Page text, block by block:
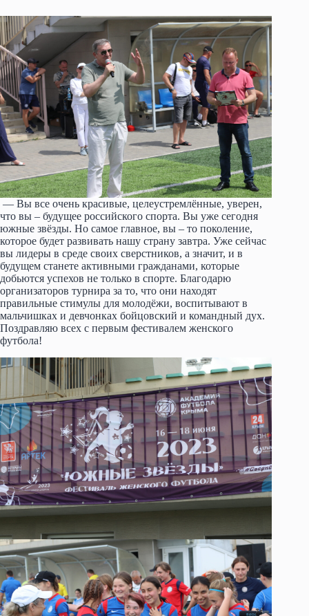
— Вы все очень красивые, целеустремлённые, уверен,
что вы – будущее российского спорта. Вы уже сегодня
южные звёзды. Но самое главное, вы – то поколение,
которое будет развивать нашу страну завтра. Уже сейчас
вы лидеры в среде своих сверстников, а значит, и в
будущем станете активными гражданами, которые
добьются успехов не только в спорте. Благодарю
организаторов турнира за то, что они находят
правильные стимулы для молодёжи, воспитывают в
мальчишках и девчонках бойцовский и командный дух.
Поздравляю всех с первым фестивалем женского
футбола!